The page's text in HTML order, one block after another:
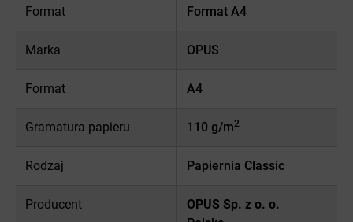
Format Format A4
Marka OPUS
Format A4
Gramatura papieru 110 g/m2
Rodzaj Papiernia Classic
Producent
OPUS Sp. z o. o.